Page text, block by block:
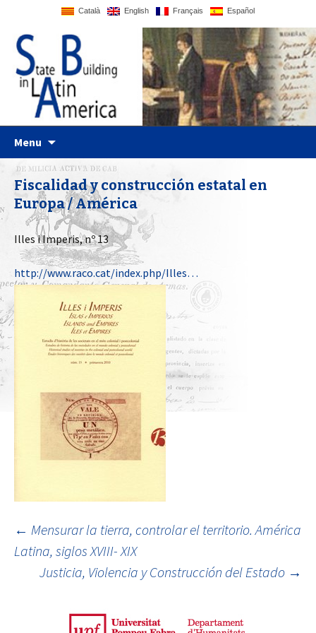
Català English Français Español
Statebglat
Just another WordPress site
Menu
Fiscalidad y construcción estatal en
Europa / América
Illes i Imperis, nº 13
http://www.raco.cat/index.php/Illes…
Post navigation
← Mensurar la tierra, controlar el territorio. América
Latina, siglos XVIII- XIX
Justicia, Violencia y Construcción del Estado →